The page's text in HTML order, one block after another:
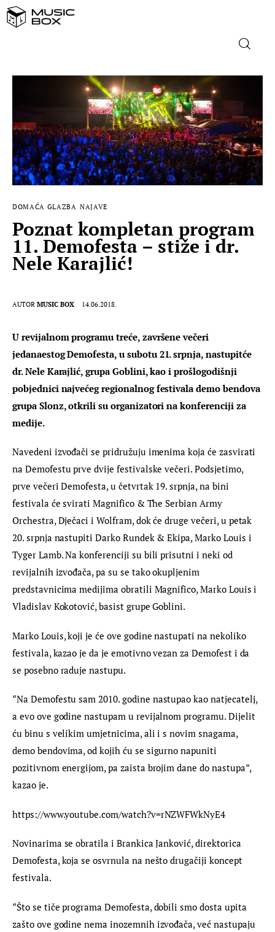
NASLOVNICA
DOMAĆA GLAZBA
STRANA GLAZBA
FILM
MUSIC BOX
DOMAĆA GLAZBA NAJAVE
Poznat kompletan program
11. Demofesta – stiže i dr.
Nele Karajlić!
AUTOR MUSIC BOX 14.06.2018.
U revijalnom programu treće, završene večeri
jedanaestog Demofesta, u subotu 21. srpnja, nastupitće
dr. Nele Karajlić, grupa Goblini, kao i prošlogodišnji
pobjednici najvećeg regionalnog festivala demo bendova
grupa Slonz, otkrili su organizatori na konferenciji za
medije.
Navedeni izvođači se pridružuju imenima koja će zasvirati
na Demofestu prve dvije festivalske večeri. Podsjetimo,
prve večeri Demofesta, u četvrtak 19. srpnja, na bini
festivala će svirati Magnifico & The Serbian Army
Orchestra, Dječaci i Wolfram, dok će druge večeri, u petak
20. srpnja nastupiti Darko Rundek & Ekipa, Marko Louis i
Tyger Lamb. Na konferenciji su bili prisutni i neki od
revijalnih izvođača, pa su se tako okupljenim
predstavnicima medijima obratili Magnifico, Marko Louis i
Vladislav Kokotović, basist grupe Goblini.
Marko Louis, koji je će ove godine nastupati na nekoliko
festivala, kazao je da je emotivno vezan za Demofest i da
se posebno raduje nastupu.
“Na Demofestu sam 2010. godine nastupao kao natjecatelj,
a evo ove godine nastupam u revijalnom programu. Dijelit
ću binu s velikim umjetnicima, ali i s novim snagama,
demo bendovima, od kojih ću se sigurno napuniti
pozitivnom energijom, pa zaista brojim dane do nastupa”,
kazao je.
https://www.youtube.com/watch?v=rNZWFWkNyE4
Novinarima se obratila i Brankica Janković, direktorica
Demofesta, koja se osvrnula na nešto drugačiji koncept
festivala.
“Što se tiče programa Demofesta, dobili smo dosta upita
zašto ove godine nema inozemnih izvođača, već nastupaju